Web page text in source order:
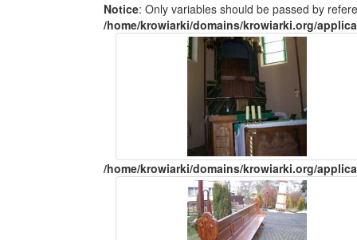
Notice: Only variables should be passed by
/home/krowiarki/domains/krowiarki.org/
/home/krowiarki/domains/krowiarki.org/